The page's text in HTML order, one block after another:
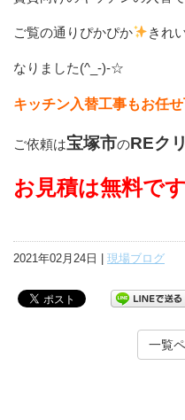
ご覧の通りぴかぴか きれ
なりました(^_-)-☆
キッチン入替工事もお任
ご依頼は宝塚市のREク
お見積は無料です
2021年02月24日 | 現場ブログ
一覧